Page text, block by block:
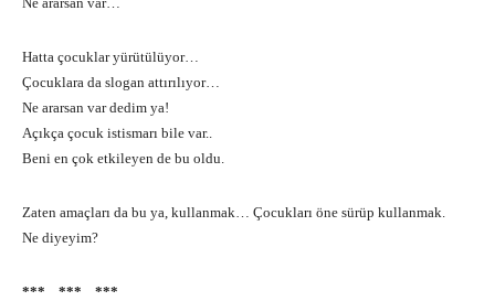
Hatta çocuklar yürütülüyor…
Çocuklara da slogan attırılıyor…
Ne ararsan var dedim ya!
Açıkça çocuk istismarı bile var..
Beni en çok etkileyen de bu oldu.
Zaten amaçları da bu ya, kullanmak… Çocukları öne sürüp kullanmak.
Ne diyeyim?
*** *** ***